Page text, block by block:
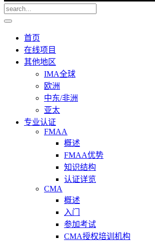
首页
在线项目
其他地区
IMA全球
欧洲
中东/非洲
亚太
专业认证
FMAA
概述
FMAA优势
知识结构
认证详览
CMA
概述
入门
参加考试
CMA授权培训机构